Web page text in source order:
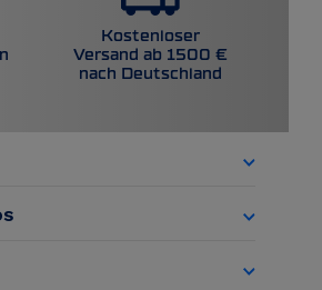
Kostenloser
Versand ab 1500 €
nach Deutschland